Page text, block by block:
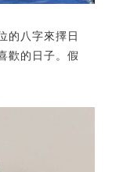
的八字來擇日
歡的日子。假